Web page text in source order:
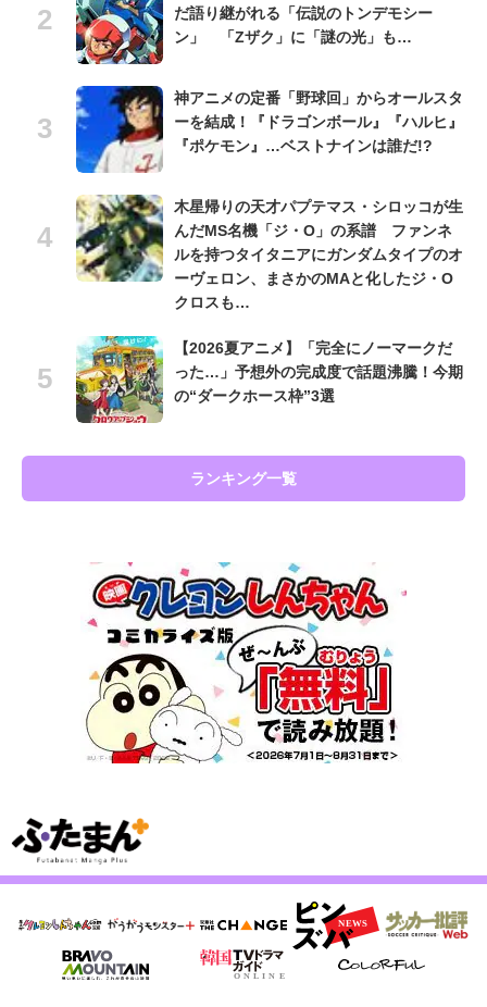
だ語り継がれる「伝説のトンデモシー
ン」 「Zザク」に「謎の光」も…
神アニメの定番「野球回」からオールスタ
ーを結成！『ドラゴンボール』『ハルヒ』
『ポケモン』…ベストナインは誰だ!?
木星帰りの天才パプテマス・シロッコが生
んだMS名機「ジ・O」の系譜 ファンネ
ルを持つタイタニアにガンダムタイプのオ
ーヴェロン、まさかのMAと化したジ・O
クロスも…
【2026夏アニメ】「完全にノーマークだ
った…」予想外の完成度で話題沸騰！今期
の“ダークホース枠”3選
ランキング一覧